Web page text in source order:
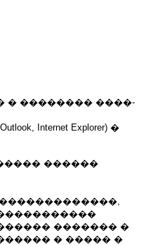
� �������� ����-
Internet Explorer) �
������
������� �
� ����� �